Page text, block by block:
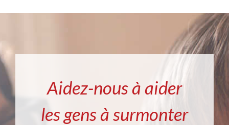
Aidez-nous à aider
les gens à surmonter